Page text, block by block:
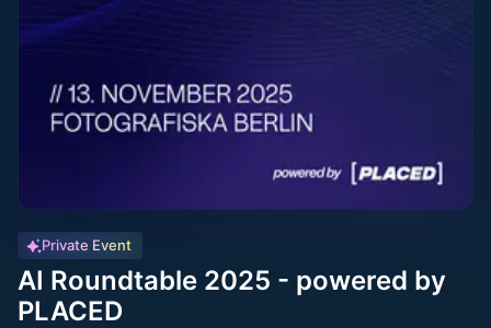
Private Event
AI Roundtable 2025 - powered by
PLACED